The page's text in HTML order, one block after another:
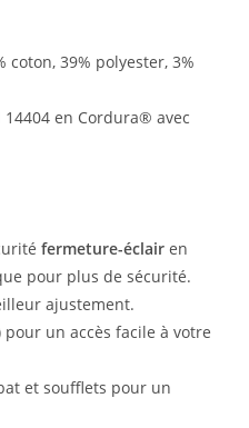
coton, 39% polyester, 3%
14404 en Cordura® avec
fermeture-éclair en
pour plus de sécurité.
ajustement.
pour un accès facile à votre
et soufflets pour un